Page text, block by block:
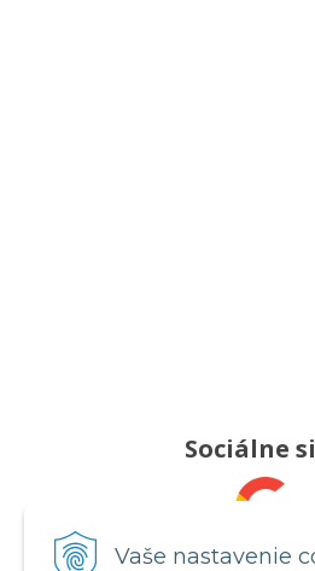
Vaše nastavenie
Sociálne
Pridajte nám